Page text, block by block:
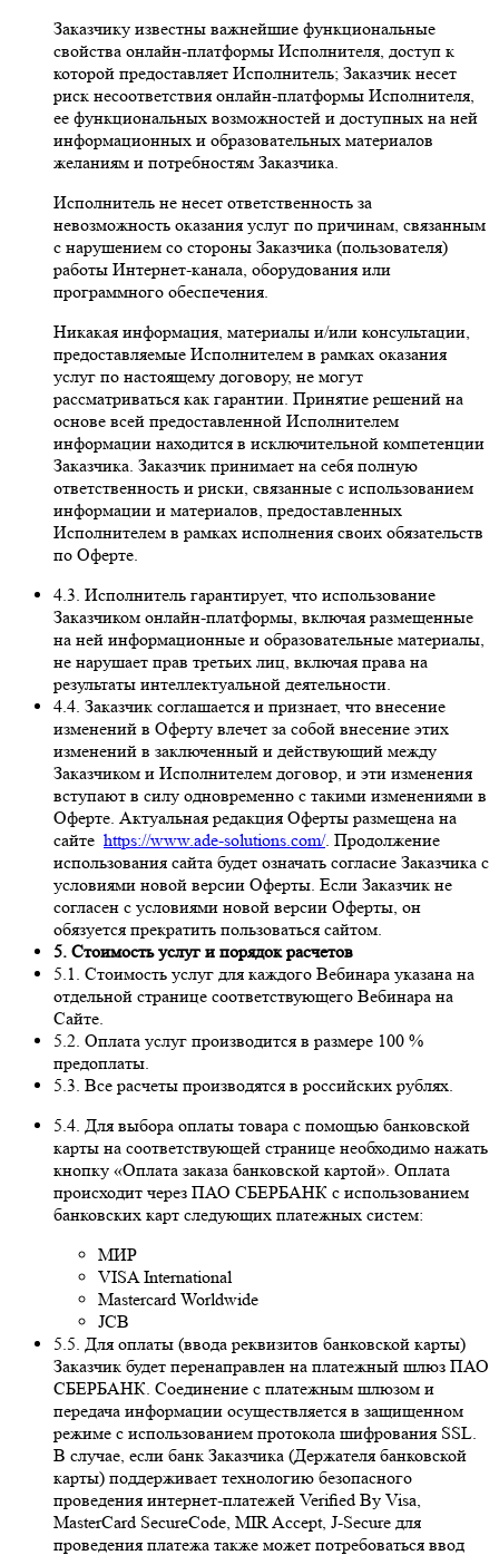
Заказчику известны важнейшие функциональные
свойства онлайн-платформы Исполнителя, доступ к
которой предоставляет Исполнитель; Заказчик несет
риск несоответствия онлайн-платформы Исполнителя,
ее функциональных возможностей и доступных на ней
информационных и образовательных материалов
желаниям и потребностям Заказчика.
Исполнитель не несет ответственность за
невозможность оказания услуг по причинам, связанным
с нарушением со стороны Заказчика (пользователя)
работы Интернет-канала, оборудования или
программного обеспечения.
Никакая информация, материалы и/или консультации,
предоставляемые Исполнителем в рамках оказания
услуг по настоящему договору, не могут
рассматриваться как гарантии. Принятие решений на
основе всей предоставленной Исполнителем
информации находится в исключительной компетенции
Заказчика. Заказчик принимает на себя полную
ответственность и риски, связанные с использованием
информации и материалов, предоставленных
Исполнителем в рамках исполнения своих обязательств
по Оферте.
4.3. Исполнитель гарантирует, что использование
Заказчиком онлайн-платформы, включая размещенные
на ней информационные и образовательные материалы,
не нарушает прав третьих лиц, включая права на
результаты интеллектуальной деятельности.
4.4. Заказчик соглашается и признает, что внесение
изменений в Оферту влечет за собой внесение этих
изменений в заключенный и действующий между
Заказчиком и Исполнителем договор, и эти изменения
вступают в силу одновременно с такими изменениями в
Оферте. Актуальная редакция Оферты размещена на
сайте https://www.ade-solutions.com/. Продолжение
использования сайта будет означать согласие Заказчика с
условиями новой версии Оферты. Если Заказчик не
согласен с условиями новой версии Оферты, он
обязуется прекратить пользоваться сайтом.
5. Стоимость услуг и порядок расчетов
5.1. Стоимость услуг для каждого Вебинара указана на
отдельной странице соответствующего Вебинара на
Сайте.
5.2. Оплата услуг производится в размере 100 %
предоплаты.
5.3. Все расчеты производятся в российских рублях.
5.4. Для выбора оплаты товара с помощью банковской
карты на соответствующей странице необходимо нажать
кнопку «Оплата заказа банковской картой». Оплата
происходит через ПАО СБЕРБАНК с использованием
банковских карт следующих платежных систем:
МИР
VISA International
Mastercard Worldwide
JCB
5.5. Для оплаты (ввода реквизитов банковской карты)
Заказчик будет перенаправлен на платежный шлюз ПАО
СБЕРБАНК. Соединение с платежным шлюзом и
передача информации осуществляется в защищенном
режиме с использованием протокола шифрования SSL.
В случае, если банк Заказчика (Держателя банковской
карты) поддерживает технологию безопасного
проведения интернет-платежей Veriﬁed By Visa,
MasterCard SecureCode, MIR Accept, J-Secure для
проведения платежа также может потребоваться ввод